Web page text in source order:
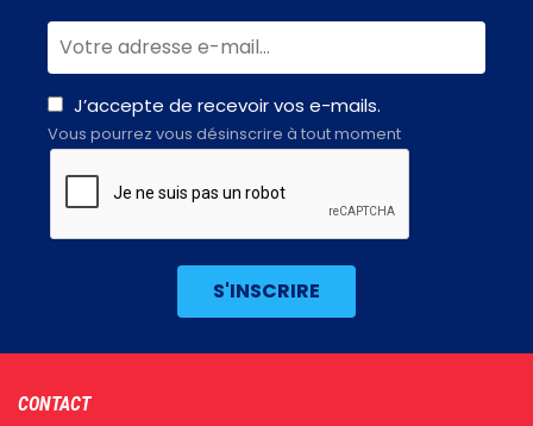
J’accepte de recevoir vos e-mails.
Vous pourrez vous désinscrire à tout moment
Footer
CONTACT